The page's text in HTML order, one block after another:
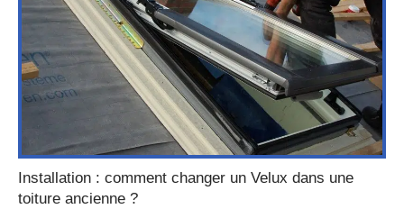
Installation : comment changer un Velux dans une
toiture ancienne ?